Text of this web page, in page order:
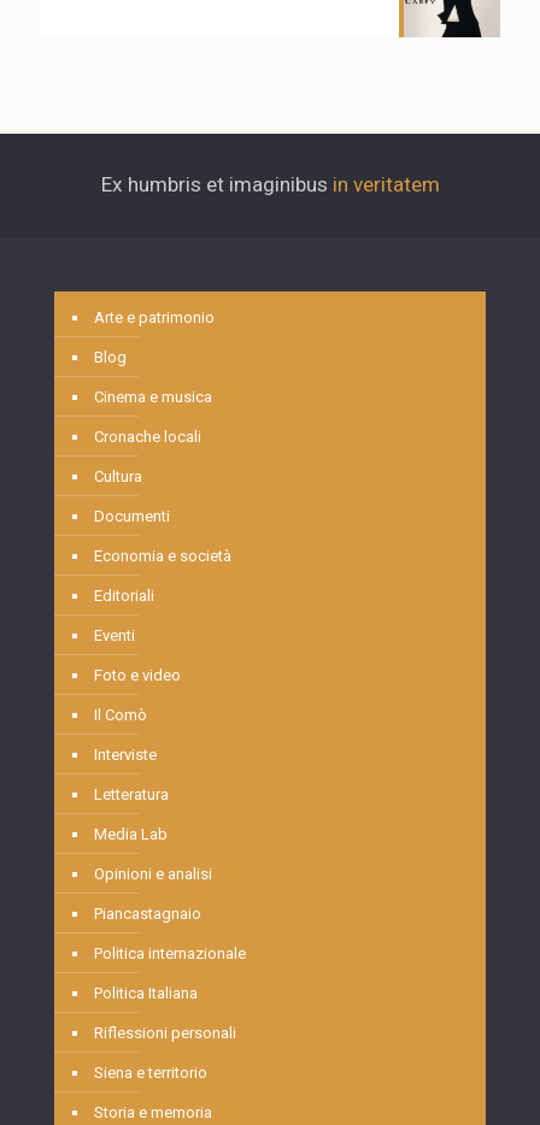
Ex humbris et imaginibus in veritatem
Arte e patrimonio
Blog
Cinema e musica
Cronache locali
Cultura
Documenti
Economia e società
Editoriali
Eventi
Foto e video
Il Comò
Interviste
Letteratura
Media Lab
Opinioni e analisi
Piancastagnaio
Politica internazionale
Politica Italiana
Riflessioni personali
Siena e territorio
Storia e memoria